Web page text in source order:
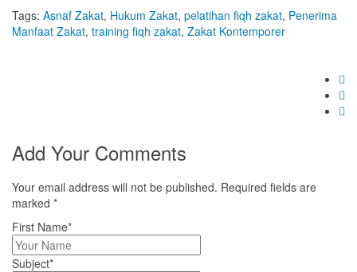
Tags: Asnaf Zakat, Hukum Zakat, pelatihan fiqh zakat, Penerima
Manfaat Zakat, training fiqh zakat, Zakat Kontemporer
Add Your Comments
Your email address will not be published. Required fields are
marked *
First Name*
Subject*